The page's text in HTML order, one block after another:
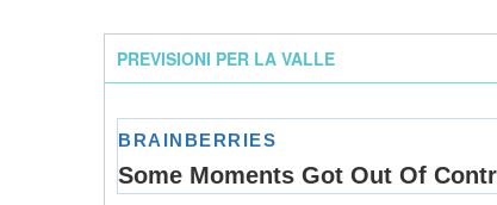
PREVISIONI PER LA VALLE